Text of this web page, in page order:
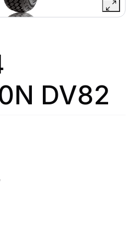
DV82